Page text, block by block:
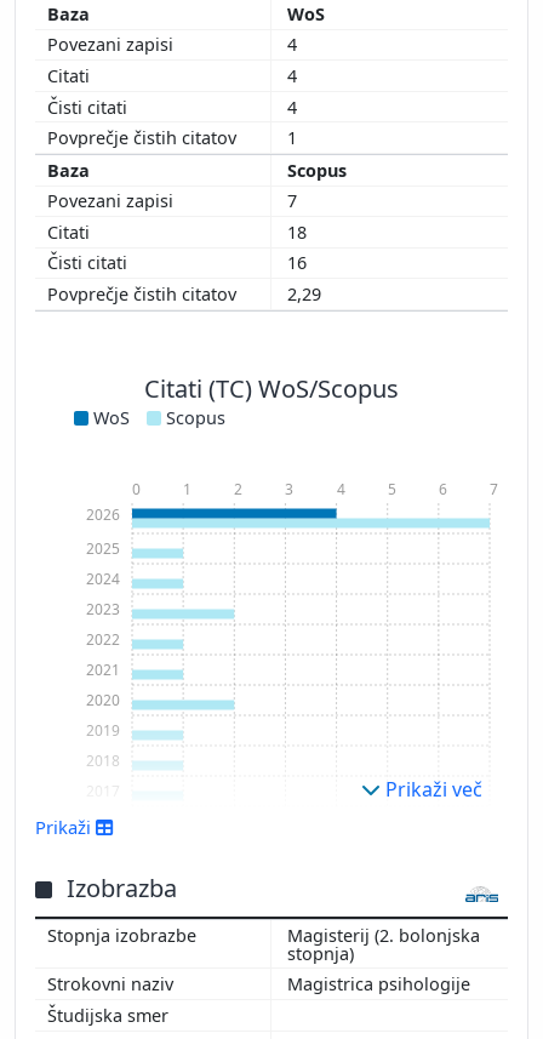
WoS
4
4
4
1
Scopus
7
18
16
2,29
Citati (TC) WoS/Scopus
WoS Scopus
2017
2018
2019
2020
2021
2022
2023
2024
2025
2026
0 1 2 3 4 5 6 7
Prikaži več
Prikaži
Izobrazba
Magisterij (2. bolonjska
stopnja)
Magistrica psihologije